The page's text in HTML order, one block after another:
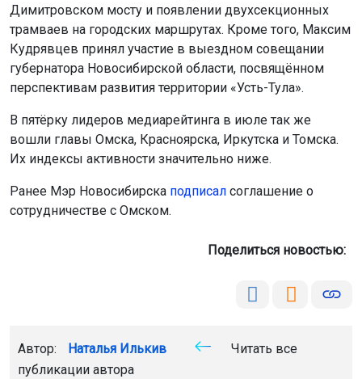
Димитровском мосту и появлении двухсекционных
трамваев на городских маршрутах. Кроме того, Максим
Кудрявцев принял участие в выездном совещании
губернатора Новосибирской области, посвящённом
перспективам развития территории «Усть-Тула».
В пятёрку лидеров медиарейтинга в июле так же
вошли главы Омска, Красноярска, Иркутска и Томска.
Их индексы активности значительно ниже.
Ранее Мэр Новосибирска подписал соглашение о
сотрудничестве с Омском.
Поделиться новостью:
Автор: Наталья Илькив
Читать все
публикации автора